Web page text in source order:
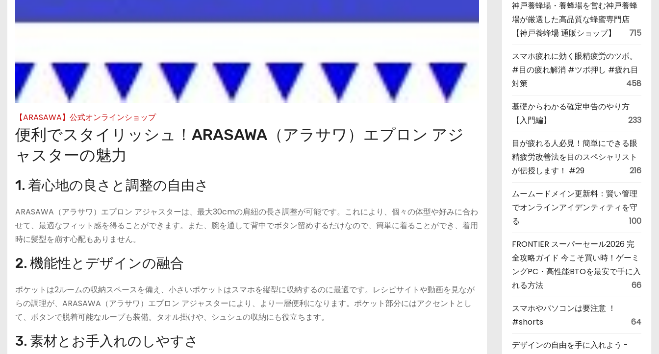
【ARASAWA】公式オンラインショップ
便利でスタイリッシュ！ARASAWA（アラサワ）エプロン アジ
ャスターの魅力
1. 着心地の良さと調整の自由さ
ARASAWA（アラサワ）エプロン アジャスターは、最大30cmの肩紐の長さ調整が可能です。これにより、個々の体型や好みに合わ
せて、最適なフィット感を得ることができます。また、腕を通して背中でボタン留めするだけなので、簡単に着ることができ、着用
時に髪型を崩す心配もありません。
2. 機能性とデザインの融合
ポケットは2ルームの収納スペースを備え、小さいポケットはスマホを縦型に収納するのに最適です。レシピサイトや動画を見なが
らの調理が、ARASAWA（アラサワ）エプロン アジャスターにより、より一層便利になります。ポケット部分にはアクセントとし
て、ボタンで脱着可能なループも装備。タオル掛けや、シュシュの収納にも役立ちます。
3. 素材とお手入れのしやすさ
神戸養蜂場・養蜂場を営む神戸養蜂
場が厳選した高品質な蜂蜜専門店
【神戸養蜂場 通販ショップ】
715
スマホ疲れに効く眼精疲労のツボ。
#目の疲れ解消 #ツボ押し #疲れ目
対策
458
基礎からわかる確定申告のやり方
【入門編】
233
目が疲れる人必見！簡単にできる眼
精疲労改善法を目のスペシャリスト
が伝授します！ #29
216
ムームードメイン更新料：賢い管理
でオンラインアイデンティティを守
る
100
FRONTIER スーパーセール2026 完
全攻略ガイド 今こそ買い時！ゲーミ
ングPC・高性能BTOを最安で手に入
れる方法
66
スマホやパソコンは要注意 ！
#shorts
64
デザインの自由を手に入れよう -